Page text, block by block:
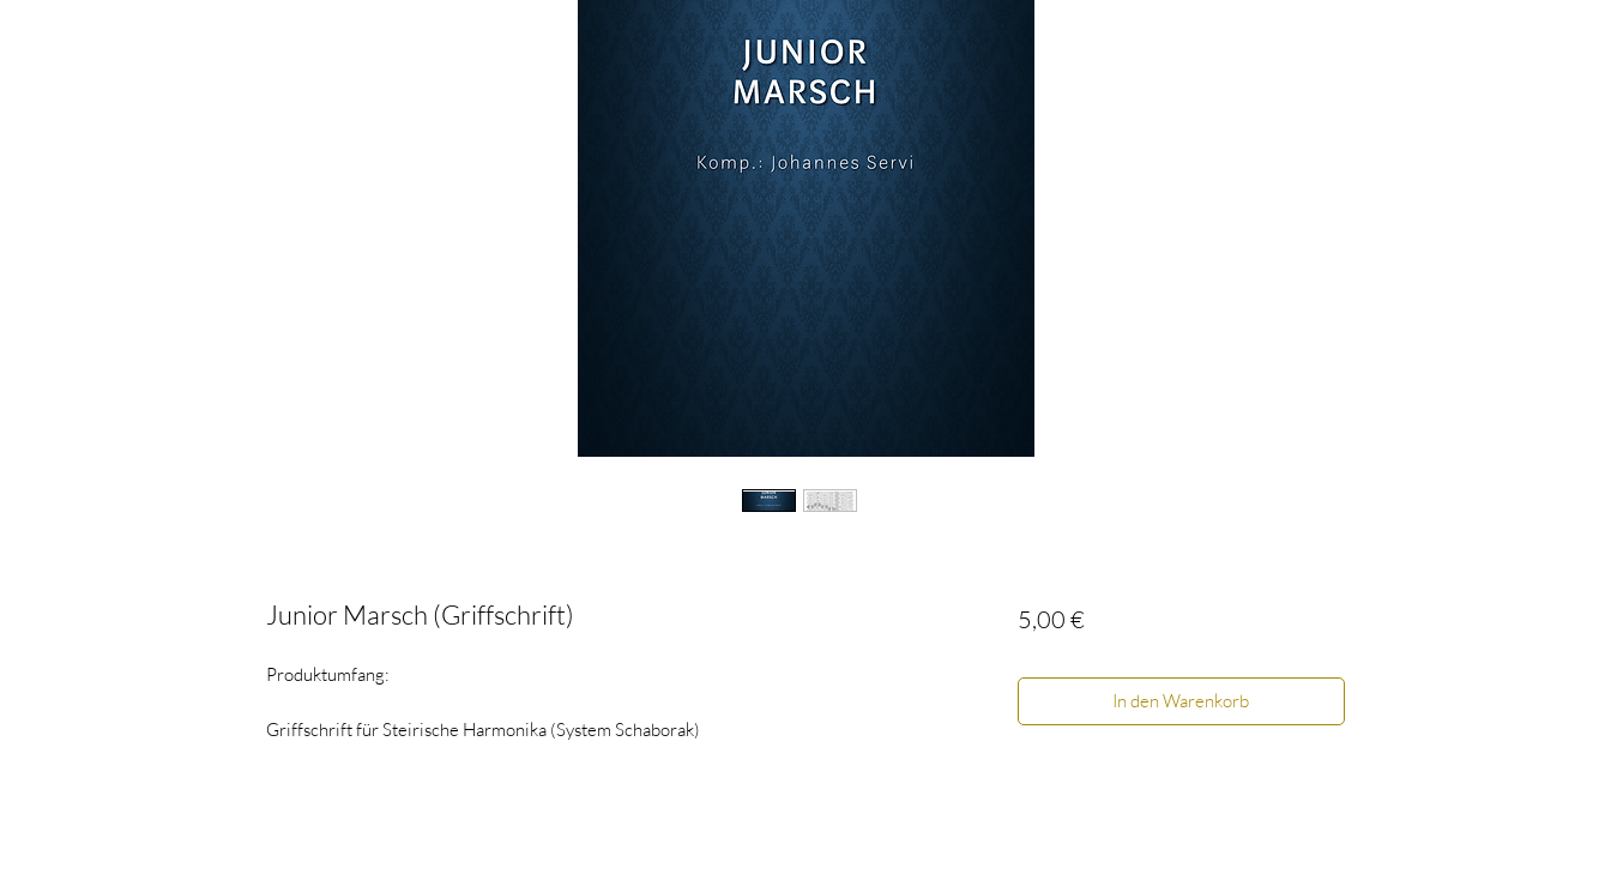
Junior Marsch (Griffschrift)
Produktumfang:
Griffschrift für Steirische Harmonika (System Schaborak)
5,00 €Preis
In den Warenkorb